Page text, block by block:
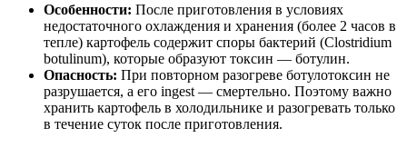
Особенности: После приготовления в условиях
недостаточного охлаждения и хранения (более 2 часов в
тепле) картофель содержит споры бактерий (Clostridium
botulinum), которые образуют токсин — ботулин.
Опасность: При повторном разогреве ботулотоксин не
разрушается, а его ingest — смертельно. Поэтому важно
хранить картофель в холодильнике и разогревать только
в течение суток после приготовления.